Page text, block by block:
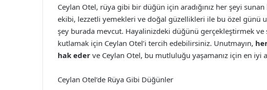
Ceylan Otel, rüya gibi bir düğün için aradığınız her şeyi
ekibi, lezzetli yemekleri ve doğal güzellikleri ile bu özel günü
şey burada mevcut. Hayalinizdeki düğünü gerçekleştirmek
kutlamak için Ceylan Otel’i tercih edebilirsiniz. Unutmayın,
hak eder ve Ceylan Otel, bu mutluluğu yaşamanız için en iyi
Ceylan Otel’de Rüya Gibi Düğünler